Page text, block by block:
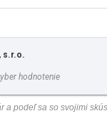
s.r.o.
hodnotenie